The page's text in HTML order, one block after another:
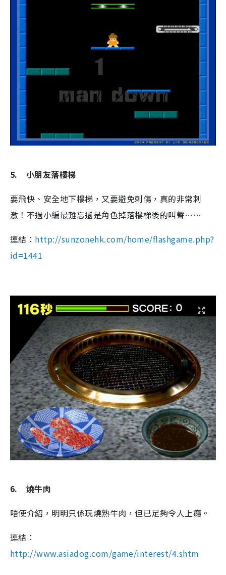
5.
小朋友落樓梯
要飛快、安全地下樓梯，又要避免刺傷，真的非常刺
激！不過小編最難忘還是角色掉落樓梯後的叫聲……
連結： http://sunzonehk.com/home/flashgame.php?
id=1441
6.
燒牛肉
唔使介紹，明明只係玩燒熟牛肉，但已足夠令人上癮。
連結：
http://www.asiadog.com/game/interest/4.shtm